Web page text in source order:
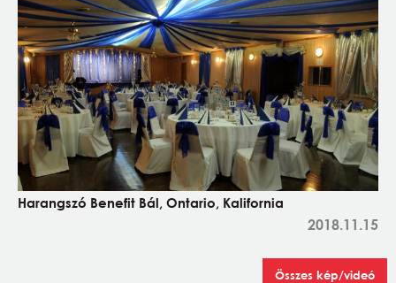
Harangszó Benefit Bál, Ontario, Kalifornia
2018.11.15
Összes kép/videó